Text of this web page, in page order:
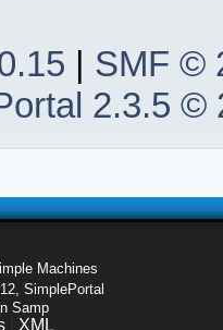
| SMF ©
2.3.5 ©
Machines
SimplePortal
Samp
XML